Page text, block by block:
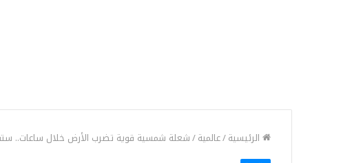
الرئيسية/عالمية/شعلة شمسية قوية تضرب الأرض خلال ساعات..